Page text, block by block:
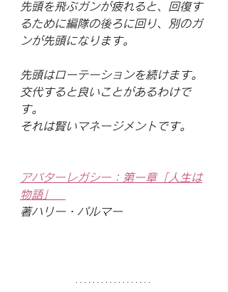
先頭を飛ぶガンが疲れると、回復す
るために編隊の後ろに回り、別のガ
ンが先頭になります。
先頭はローテーションを続けます。
交代すると良いことがあるわけで
す。
それは賢いマネージメントです。
アバターレガシー：第一章「人生は
物語」
著ハリー・パルマー